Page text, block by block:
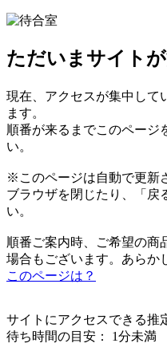
ただいまサイト
現在、アクセスが集中して
ます。
順番が来るまでこのページ
い。
※このページは自動で更新
ブラウザを閉じたり、「戻
い。
順番ご案内時、ご希望の商
場合もございます。あらか
このページは？
サイトにアクセスできる推
待ち時間の目安：
1分未満